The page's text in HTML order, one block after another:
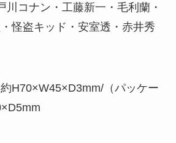
川コナン・工藤新一・毛利蘭・
怪盗キッド・安室透・赤井秀
H70×W45×D3mm/（パッケー